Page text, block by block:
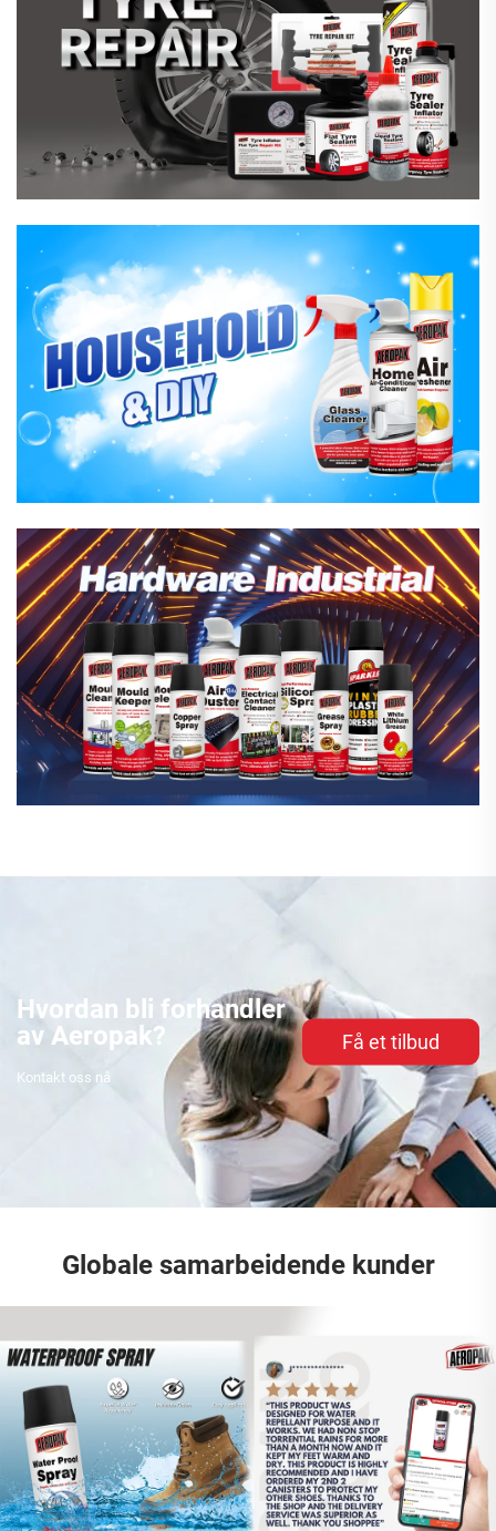
Husholdsrenseprodukter
Jernvare- Og Industrivarer
Hvordan bli forhandler
av Aeropak?
Kontakt oss nå
Få et tilbud
Globale samarbeidende kunder